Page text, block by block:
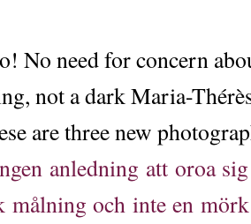
No need for concern
not a dark Maria-
are three new
anledning att oroa
målning och inte en